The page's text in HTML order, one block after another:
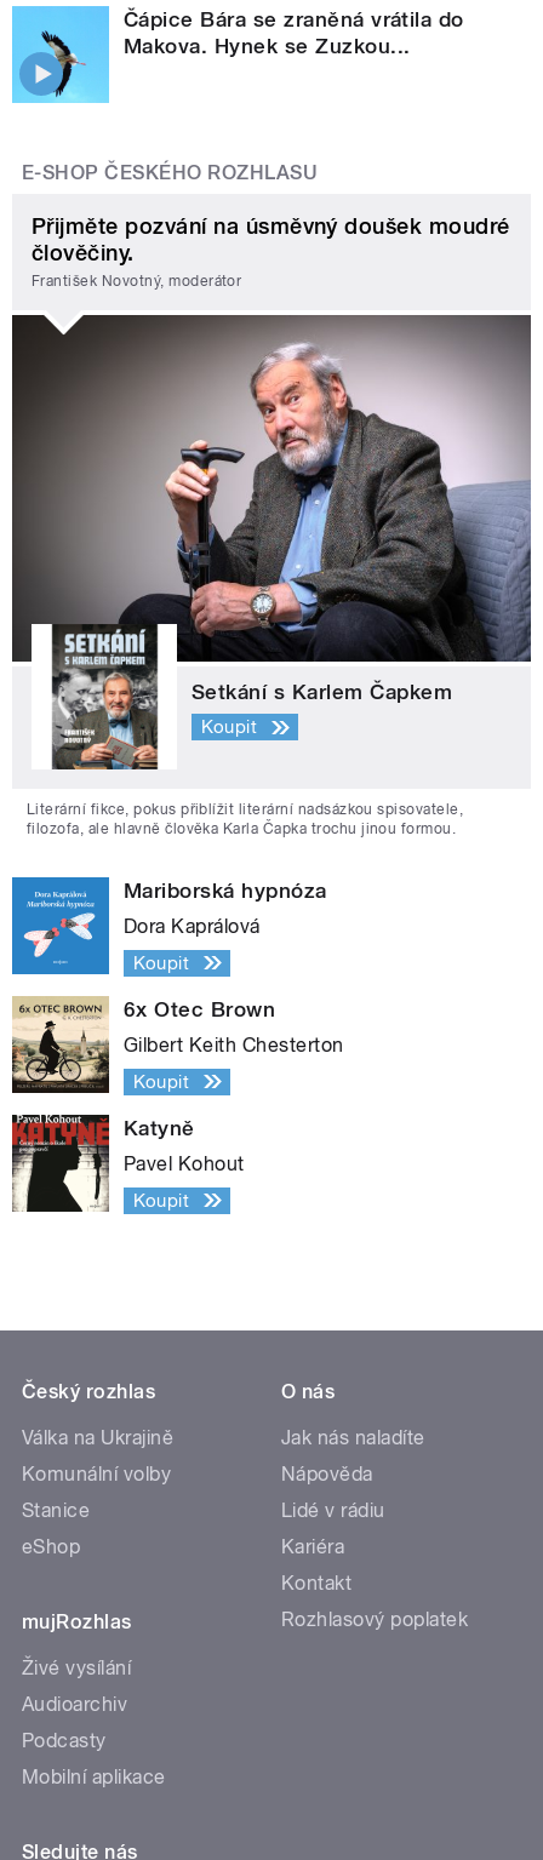
Čápice Bára se zraněná vrátila do
Makova. Hynek se Zuzkou...
E-SHOP ČESKÉHO ROZHLASU
Přijměte pozvání na úsměvný doušek moudré
člověčiny.
František Novotný, moderátor
Setkání s Karlem Čapkem
Koupit
Literární fikce, pokus přiblížit literární nadsázkou spisovatele,
filozofa, ale hlavně člověka Karla Čapka trochu jinou formou.
Mariborská hypnóza
Dora Kaprálová
Koupit
6x Otec Brown
Gilbert Keith Chesterton
Koupit
Katyně
Pavel Kohout
Koupit
Český rozhlas
Válka na Ukrajině
Komunální volby
Stanice
eShop
mujRozhlas
Živé vysílání
Audioarchiv
Podcasty
Mobilní aplikace
O nás
Jak nás naladíte
Nápověda
Lidé v rádiu
Kariéra
Kontakt
Rozhlasový poplatek
Sledujte nás